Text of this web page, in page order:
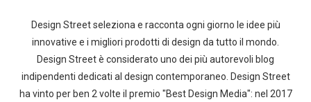
Design Street seleziona e racconta ogni giorno le idee più
innovative e i migliori prodotti di design da tutto il mondo.
Design Street è considerato uno dei più autorevoli blog
indipendenti dedicati al design contemporaneo. Design Street
ha vinto per ben 2 volte il premio "Best Design Media": nel 2017